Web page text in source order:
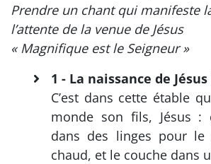
Prendre un chant qui manifeste
l’attente de la venue de Jésus
« Magnifique est le Seigneur »
1 - La naissance de Jésus
C’est dans cette étable
monde son fils, Jésus :
dans des linges pour le
chaud, et le couche dans